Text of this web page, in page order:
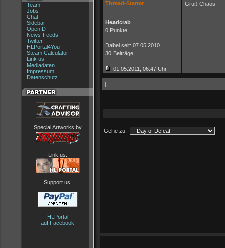
Team
Jobs
Chat
Sidebar
OpenID
News-Feeds
Twitter
HLPortal4You
Steam Calculator
Link us
Mediadaten
Impressum
Datenschutz
Special Artworks by
Link us:
Support us:
HLPortal
auf Facebook
Thread-Starter
Headcrab
0 Punkte
Dabei seit: 07.05.2010
30 Beiträge
Gruß Chaos
01.05.2011, 06:47 Uhr
Gehe zu: